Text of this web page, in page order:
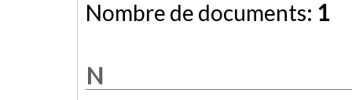
Nombre de documents: 1
N